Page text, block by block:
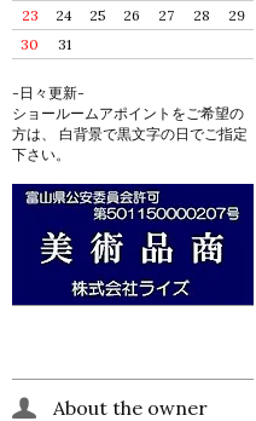
23
24 25 26 27 28
29
30
31
-日々更新-
ショールームアポイントをご希望の
方は、 白背景で黒文字の日でご指定
下さい。
About the owner